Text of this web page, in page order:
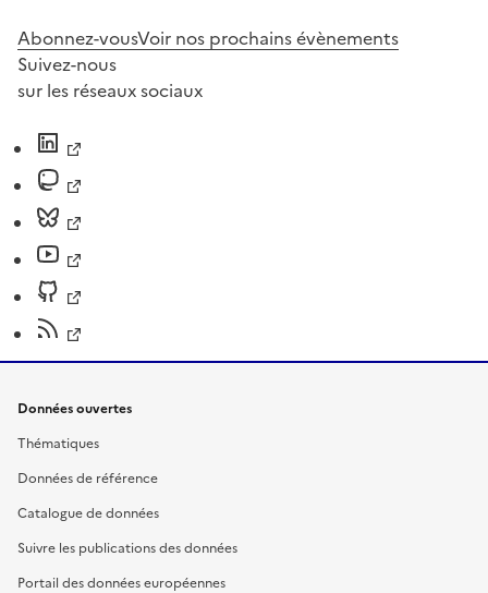
Abonnez-vousVoir nos prochains évènements
Suivez-nous
sur les réseaux sociaux
Données ouvertes
Thématiques
Données de référence
Catalogue de données
Suivre les publications des données
Portail des données européennes